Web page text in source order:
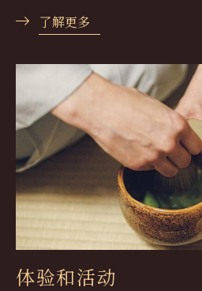
了解更多
体验和活动